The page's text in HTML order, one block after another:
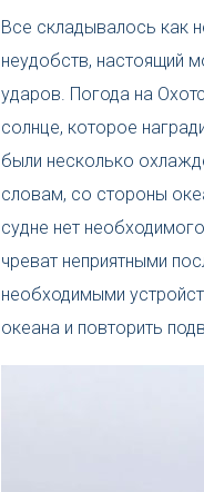
Все складывалось как
неудобств, настоящий
ударов. Погода на
солнце, которое
были несколько
словам, со стороны
судне нет
чреват неприятными
необходимыми
океана и повторить